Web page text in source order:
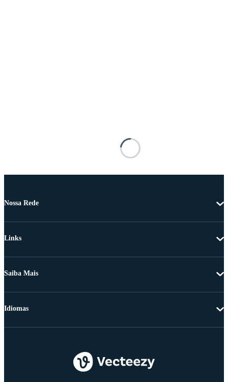
Nossa Rede
Links
Saiba Mais
Idiomas